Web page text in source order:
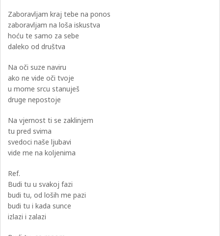
Zaboravljam kraj tebe na ponos
zaboravljam na loša iskustva
hoću te samo za sebe
daleko od društva
Na oči suze naviru
ako ne vide oči tvoje
u mome srcu stanuješ
druge nepostoje
Na vjernost ti se zaklinjem
tu pred svima
svedoci naše ljubavi
vide me na koljenima
Ref.
Budi tu u svakoj fazi
budi tu, od loših me pazi
budi tu i kada sunce
izlazi i zalazi